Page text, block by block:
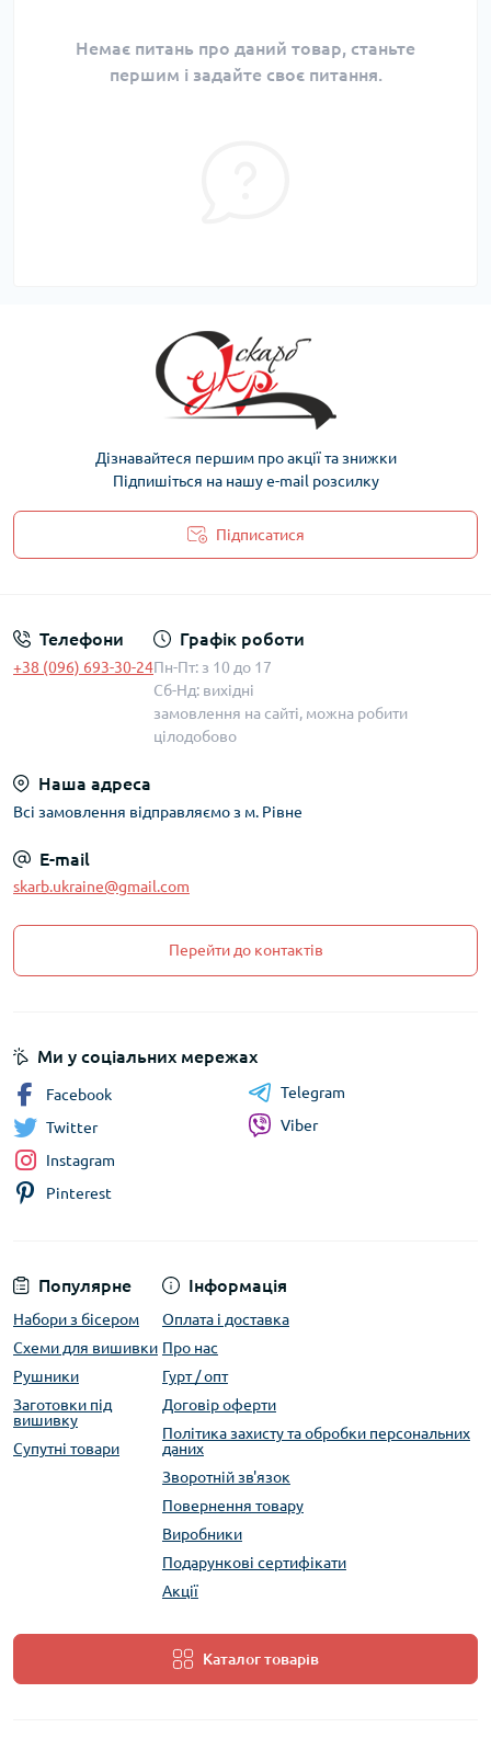
Немає питань про даний товар, станьте
першим і задайте своє питання.
Дізнавайтеся першим про акції та знижки
Підпишіться на нашу e-mail розсилку
Підписатися
Телефони
+38 (096) 693-30-24
Графік роботи
Пн-Пт: з 10 до 17
Сб-Нд: вихідні
замовлення на сайті, можна робити
цілодобово
Наша адреса
Всі замовлення відправляємо з м. Рівне
E-mail
skarb.ukraine@gmail.com
Перейти до контактів
Популярне
Набори з бісером
Схеми для вишивки
Рушники
Заготовки під
вишивку
Супутні товари
Інформація
Оплата і доставка
Про нас
Гурт / опт
Договір оферти
Політика захисту та обробки персональних
даних
Зворотній зв'язок
Повернення товару
Виробники
Подарункові сертифікати
Акції
Каталог товарів
Ми у соціальних мережах
Facebook
Twitter
Instagram
Pinterest
Telegram
Viber